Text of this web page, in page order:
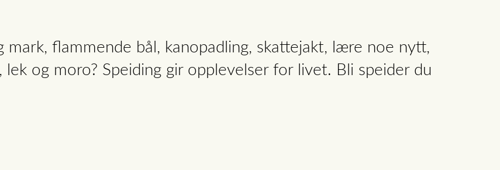
mark, flammende bål, kanopadling, skattejakt, lære noe nytt,
og moro? Speiding gir opplevelser for livet. Bli speider du